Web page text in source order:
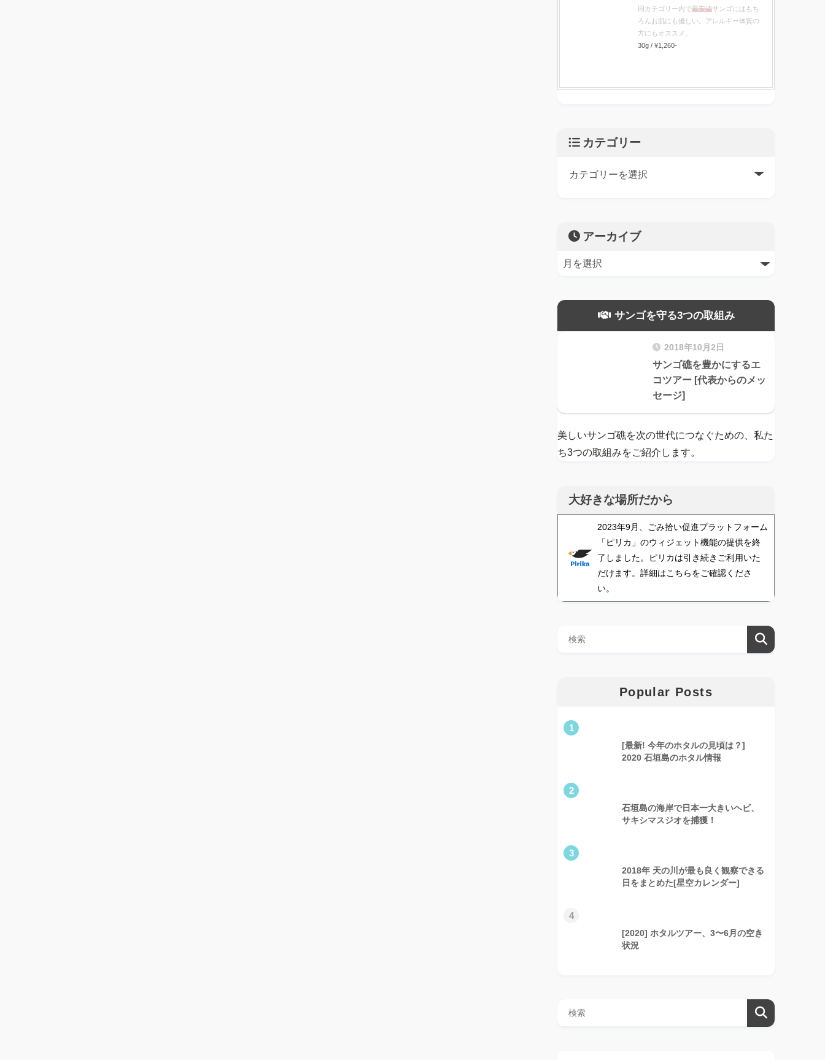
同カテゴリー内で最安値 サンゴにはもち
ろんお肌にも優しい。アレルギー体質の
方にもオススメ。
30g / ¥1,260-
カテゴリー
アーカイブ
サンゴを守る3つの取組み
2018年10月2日
サンゴ礁を豊かにするエ
コツアー [代表からのメッ
セージ]
美しいサンゴ礁を次の世代につなぐための、私た
ち3つの取組みをご紹介します。
大好きな場所だから
2023年9月、ごみ拾い促進プラットフォーム
「ピリカ」のウィジェット機能の提供を終
了しました。ピリカは引き続きご利用いた
だけます。詳細はこちらをご確認くださ
い。
Popular Posts
1
[最新! 今年のホタルの見頃は？]
2020 石垣島のホタル情報
2
石垣島の海岸で日本一大きいヘビ、
サキシマスジオを捕獲！
3
2018年 天の川が最も良く観察できる
日をまとめた[星空カレンダー]
4
[2020] ホタルツアー、3〜6月の空き
状況